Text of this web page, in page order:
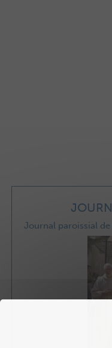
Journal paroissial